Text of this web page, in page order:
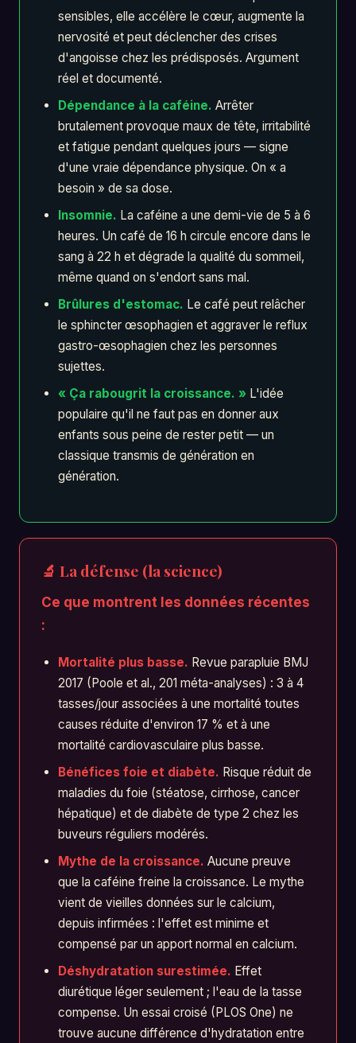
sensibles, elle accélère le cœur, augmente la
nervosité et peut déclencher des crises
d'angoisse chez les prédisposés. Argument
réel et documenté.
Dépendance à la caféine. Arrêter
brutalement provoque maux de tête, irritabilité
et fatigue pendant quelques jours — signe
d'une vraie dépendance physique. On « a
besoin » de sa dose.
Insomnie. La caféine a une demi-vie de 5 à 6
heures. Un café de 16 h circule encore dans le
sang à 22 h et dégrade la qualité du sommeil,
même quand on s'endort sans mal.
Brûlures d'estomac. Le café peut relâcher
le sphincter œsophagien et aggraver le reflux
gastro-œsophagien chez les personnes
sujettes.
« Ça rabougrit la croissance. » L'idée
populaire qu'il ne faut pas en donner aux
enfants sous peine de rester petit — un
classique transmis de génération en
génération.
🔬 La défense (la science)
Ce que montrent les données récentes
:
Mortalité plus basse. Revue parapluie BMJ
2017 (Poole et al., 201 méta-analyses) : 3 à 4
tasses/jour associées à une mortalité toutes
causes réduite d'environ 17 % et à une
mortalité cardiovasculaire plus basse.
Bénéfices foie et diabète. Risque réduit de
maladies du foie (stéatose, cirrhose, cancer
hépatique) et de diabète de type 2 chez les
buveurs réguliers modérés.
Mythe de la croissance. Aucune preuve
que la caféine freine la croissance. Le mythe
vient de vieilles données sur le calcium,
depuis infirmées : l'effet est minime et
compensé par un apport normal en calcium.
Déshydratation surestimée. Effet
diurétique léger seulement ; l'eau de la tasse
compense. Un essai croisé (PLOS One) ne
trouve aucune différence d'hydratation entre